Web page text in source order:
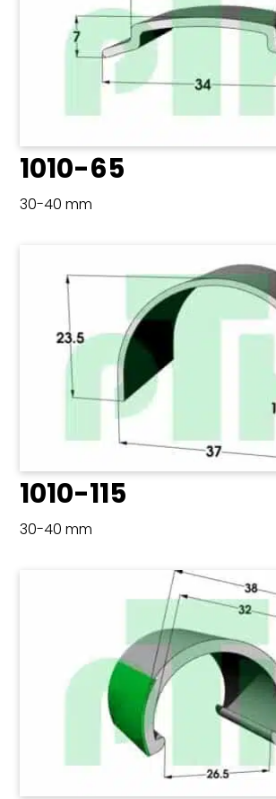
1010-65
30-40 mm
1010-115
30-40 mm